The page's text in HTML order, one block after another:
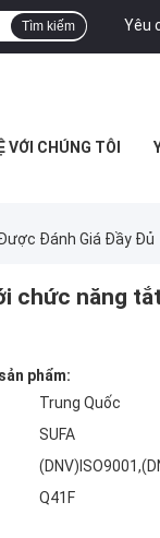
Yêu
Tìm kiếm
VỚI CHÚNG TÔI
Đánh Giá Đầy Đủ
chức năng
phẩm:
Trung Quốc
SUFA
Q41F